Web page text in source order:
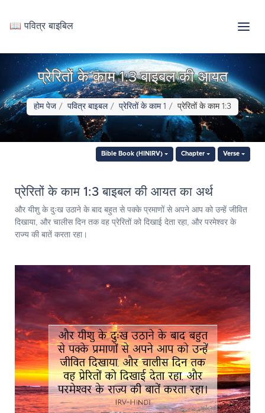
📖 पवित्र बाइबिल
प्रेरितों के काम 1:3 बाइबल की आयत
होम पेज पवित्र बाइबल प्रेरितों के काम 1 प्रेरितों के काम 1:3
Bible Book (HINIRV) Chapter Verse
प्रेरितों के काम 1:3 बाइबल की आयत का अर्थ
और यीशु के दुःख उठाने के बाद बहुत से पक्के प्रमाणों से अपने आप को उन्हें जीवित
दिखाया, और चालीस दिन तक वह प्रेरितों को दिखाई देता रहा, और परमेश्‍वर के
राज्य की बातें करता रहा।